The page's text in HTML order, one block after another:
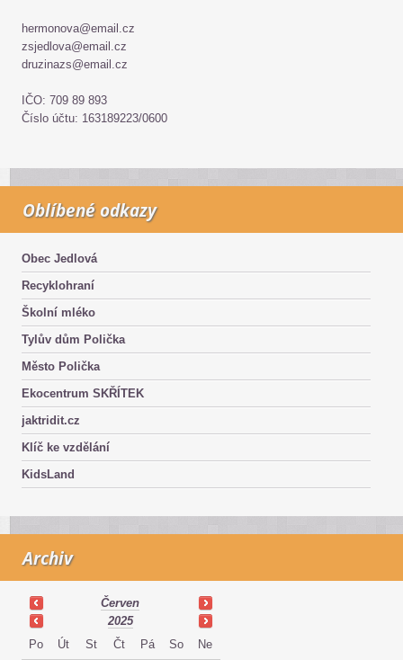
hermonova@email.cz
zsjedlova@email.cz
druzinazs@email.cz
IČO: 709 89 893
Číslo účtu: 163189223/0600
Oblíbené odkazy
Obec Jedlová
Recyklohraní
Školní mléko
Tylův dům Polička
Město Polička
Ekocentrum SKŘÍTEK
jaktridit.cz
Klíč ke vzdělání
KidsLand
Archiv
Červen
2025
Po
Út St Čt Pá So Ne